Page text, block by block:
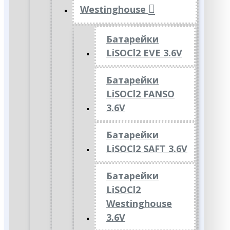
Westinghouse
Батарейки
LiSOCl2 EVE 3.6V
Батарейки
LiSOCl2 FANSO
3.6V
Батарейки
LiSOCl2 SAFT 3.6V
Батарейки
LiSOCl2
Westinghouse
3.6V